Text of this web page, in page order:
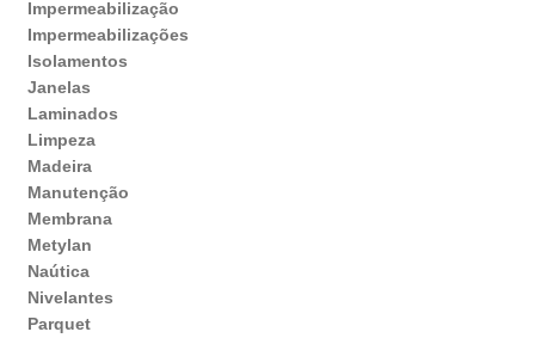
Impermeabilização
Impermeabilizações
Isolamentos
Janelas
Laminados
Limpeza
Madeira
Manutenção
Membrana
Metylan
Naútica
Nivelantes
Parquet